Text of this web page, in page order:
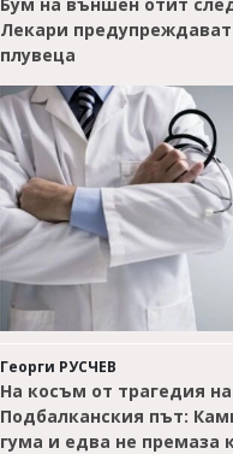
Лекари предупреждават
плувеца
Георги РУСЧЕВ
На косъм от трагедия на
Подбалканския път:
гума и едва не премаза